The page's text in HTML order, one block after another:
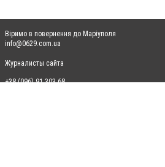
Віримо в повернення до Маріуполя
info@0629.com.ua
Журналисты сайта
+38 (096) 91 303 68